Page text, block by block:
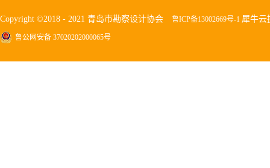
Copyright ©2018 - 2021 青岛市勘察设计协会 鲁ICP备13002669号-1 犀牛云
鲁公网安备 37020202000065号